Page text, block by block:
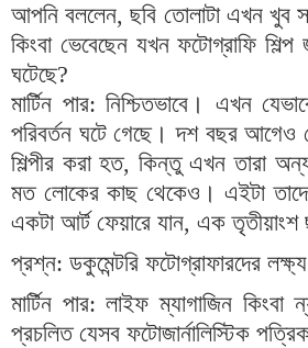
আপনি বললেন,ছবি তোলাটা এখন খুব
কিংবা ভেবেছেন যখন ফটোগ্রাফি
ঘটেছে?
মার্টিন পার: নিশ্চিতভাবে। এখন
পরিবর্তন ঘটে গেছে। দশ বছর আগেও
শিল্পীর করা হত, কিন্তু এখন তারা
মত লোকের কাছ থেকেও। এইটা
একটা আর্ট ফেয়ারে যান, এক তৃতীয়াংশ
প্রশ্ন: ডকুমেন্টরি ফটোগ্রাফারদের
মার্টিন পার:লাইফ ম্যাগাজিন কিংবা
প্রচলিত যেসব ফটোজার্নালিস্টিক